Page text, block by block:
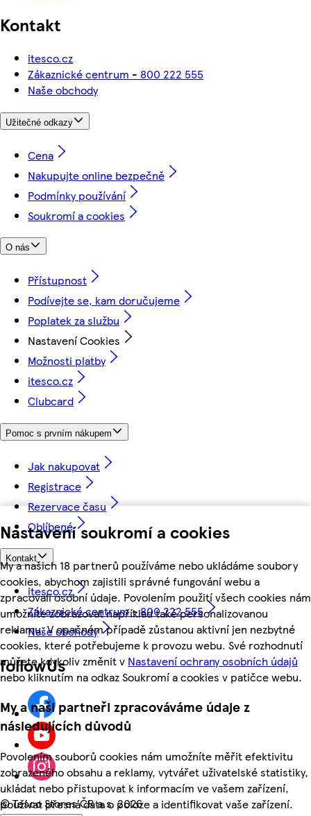
Nastavení soukromí a cookies
My a našich 18 partnerů používáme nebo ukládáme soubory
cookies, abychom zajistili správné fungování webu a
zpracovali osobní údaje. Povolením použití všech cookies nám
umožníte zobrazovat například také personalizovanou
reklamu. V opačném případě zůstanou aktivní jen nezbytné
cookies, které potřebujeme k provozu webu. Své rozhodnutí
můžete kdykoliv změnit v Nastavení ochrany osobních údajů
nebo kliknutím na odkaz Soukromí a cookies v patičce webu.
My a naši partneři zpracováváme údaje z
následujících důvodů
Povolením souborů cookies nám umožníte měřit efektivitu
zobrazeného obsahu a reklamy, vytvářet uživatelské statistiky,
ukládat nebo přistupovat k informacím ve vašem zařízení,
používat přesná data o poloze a identifikovat vaše zařízení.
Kontakt
itesco.cz
Zákaznické centrum - 800 222 555
Naše obchody
Užitečné odkazy
Cena
Nakupujte online bezpečně
Podmínky používání
Soukromí a cookies
O nás
Přístupnost
Podívejte se, kam doručujeme
Poplatek za službu
Nastavení Cookies
Možnosti platby
itesco.cz
Clubcard
Pomoc s prvním nákupem
Jak nakupovat
Registrace
Rezervace času
Oblíbené
Kontakt
itesco.cz
Zákaznické centrum - 800 222 555
Naše obchody
followUs
©Tesco Stores ČR a.s. 2026